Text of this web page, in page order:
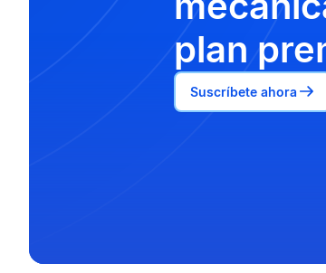
plan
Suscríbete ahora